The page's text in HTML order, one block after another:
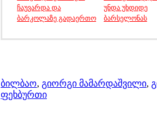
ჩაუვარდა და
ბარკოლაზე გადაერთო
უნდა უხდიდე
ბარსელონას
ბილბაო, გიორგი მამარდაშვილი,
ფეხბურთი